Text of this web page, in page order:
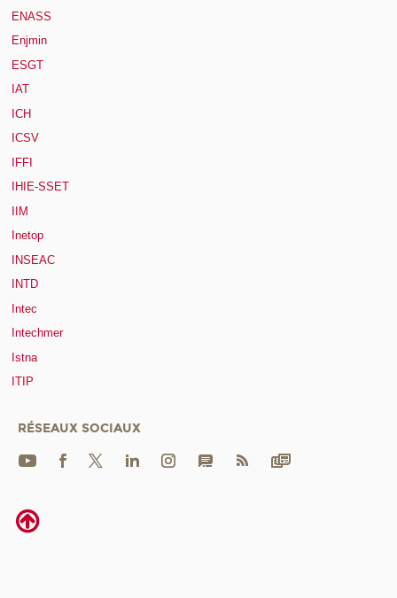
ENASS
Enjmin
ESGT
IAT
ICH
ICSV
IFFI
IHIE-SSET
IIM
Inetop
INSEAC
INTD
Intec
Intechmer
Istna
ITIP
RÉSEAUX SOCIAUX